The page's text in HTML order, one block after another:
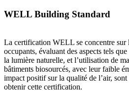
WELL Building Standard
La certification WELL se concentre sur
occupants, évaluant des aspects tels
la lumière naturelle, et l’utilisation de
bâtiments biosourcés, avec leur faible
impact positif sur la qualité de l’air,
obtenir cette certification.